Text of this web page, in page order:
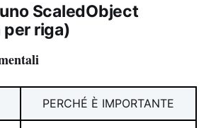
ScaledObject
riga)
PERCHÉ È IMPORTANTE